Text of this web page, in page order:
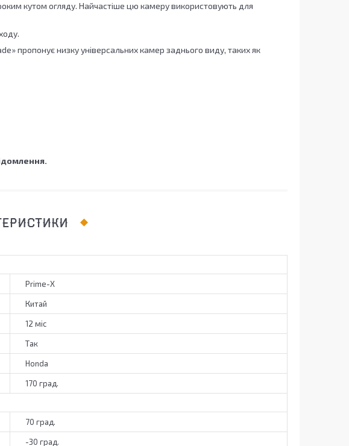
кутом огляду. Найчастіше цю камеру використовують для
пропонує низку універсальних камер заднього виду, таких як
Prime-X
Китай
12 міс
Так
Honda
170 град.
70 град.
-30 град.